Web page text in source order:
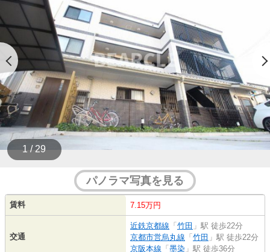
1 / 29
パノラマ写真を見る
賃料 7.15万円
交通
近鉄京都線 「 竹田 」駅 徒歩22分
京都市営烏丸線 「 竹田 」駅 徒歩22分
京阪本線 「 墨染 」駅 徒歩36分